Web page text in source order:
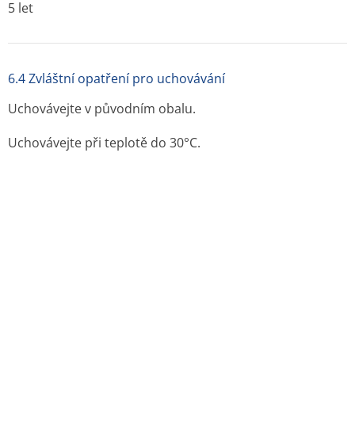
5 let
6.4 Zvláštní opatření pro uchovávání
Uchovávejte v původním obalu.
Uchovávejte při teplotě do 30°C.